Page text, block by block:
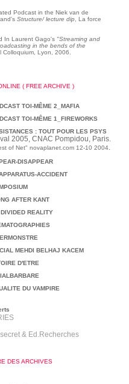
Podcast in the Niek van de
Structure/ lecture dip , La force
In Laurent Gago's "Streaming and
in the bends of the
Colloquium, Lyon, 2006.
( FREE ARCHIVE )
TOI-MÊME 2_MAFIA
TOI-MÊME 1_FIREWORKS
: TOUT POUR LES PSYS
2005, CNAC Pompidou, Paris.
of Net" novaplanet.com 12-10 2004.
DISAPPEAR
ACCIDENT
AFTER KANT
REALITY
MEHDI BELHAJ KACEM
D'ETRE
DU VAMPIRE
& Ed.Recherches
DES ARCHIVES